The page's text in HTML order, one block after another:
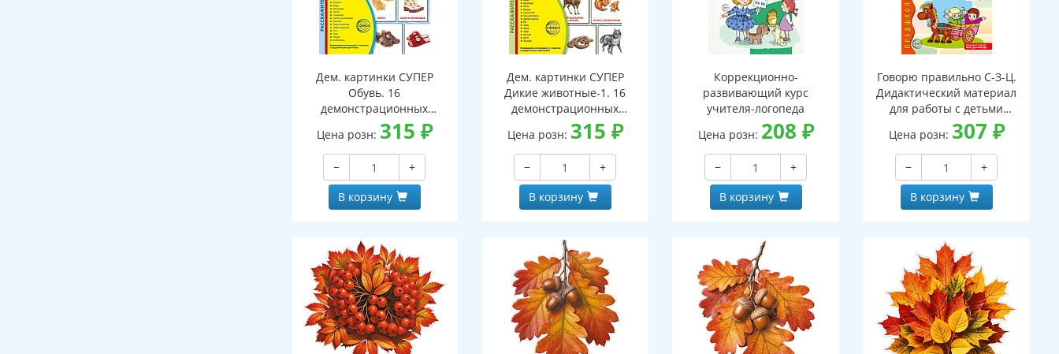
Дем. картинки СУПЕР
Обувь. 16
демонстрационных
картинок с текстом В
ПАПКЕ (173х220 мм)
Цена розн: 315 ₽
−
+
В корзину
Дем. картинки СУПЕР
Дикие животные-1. 16
демонстрационных
картинок с текстом В
ПАПКЕ (173х220 мм)
Цена розн: 315 ₽
−
+
В корзину
Коррекционно-
развивающий курс
учителя-логопеда
Цена розн: 208 ₽
−
+
В корзину
Говорю правильно С-З-Ц.
Дидактический материал
для работы с детьми
дошкольного и младшего
школьного возраста - 2-ое
изд.
Цена розн: 307 ₽
−
+
В корзину